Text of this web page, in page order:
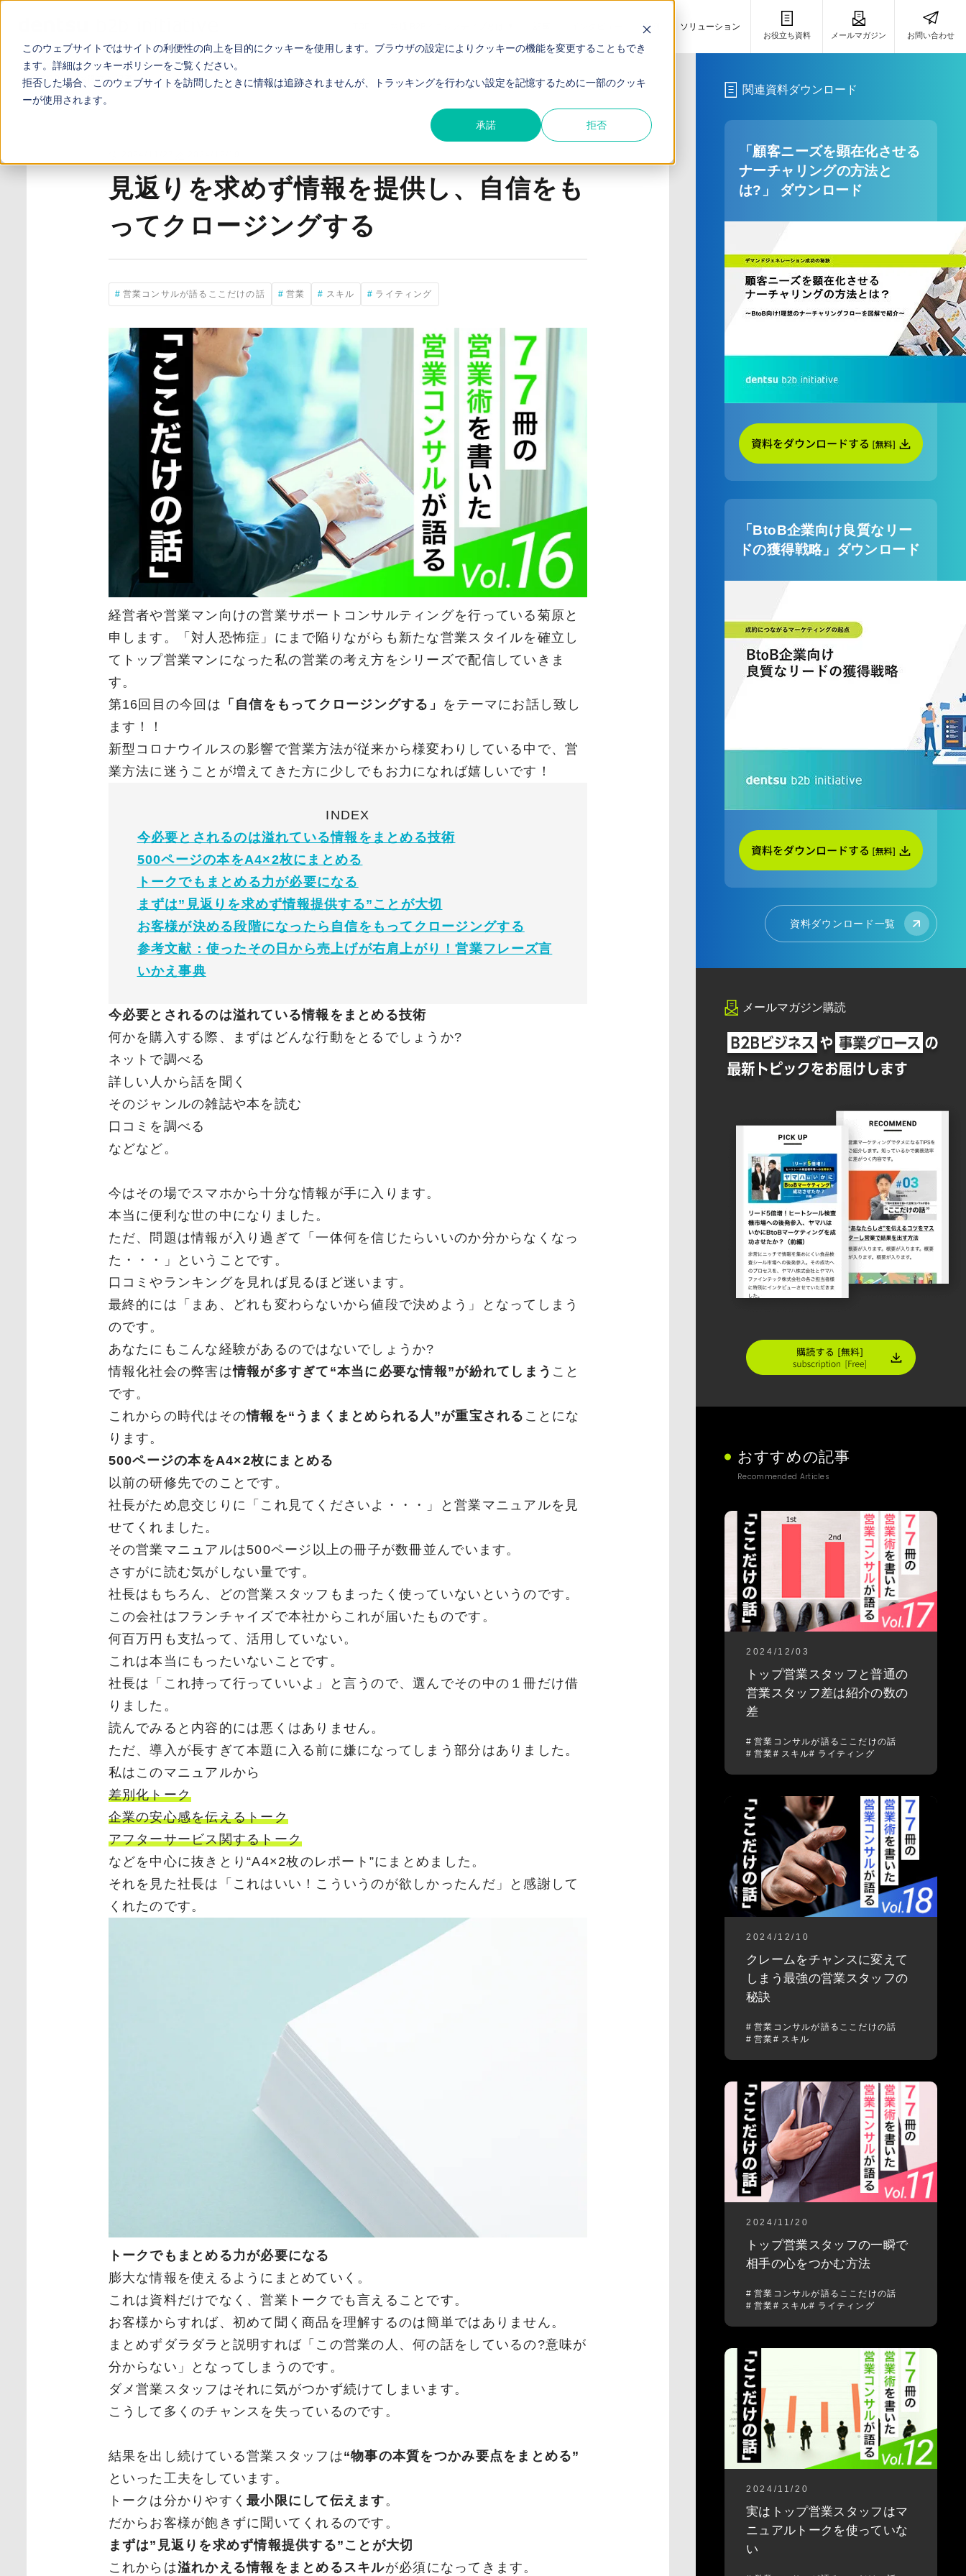
このウェブサイトではサイトの利便性の向上を目的にクッキーを使用します。ブラウザの設定によりクッキーの機能を変更することもでき
ます。詳細はクッキーポリシーをご覧ください。
拒否した場合、このウェブサイトを訪問したときに情報は追跡されませんが、トラッキングを行わない設定を記憶するために一部のクッキ
ーが使用されます。
承諾 拒否
事例 ソリューション
お役立ち資料 メールマガジン お問い合わせ
TOP お役立ち記事 見返りを求めず情報を提供し、自信をもってクロージングする
見返りを求めず情報を提供し、自信をも
ってクロージングする
営業コンサルが語るここだけの話 営業 スキル ライティング
経営者や営業マン向けの営業サポートコンサルティングを行っている菊原と
申します。「対人恐怖症」にまで陥りながらも新たな営業スタイルを確立し
てトップ営業マンになった私の営業の考え方をシリーズで配信していきま
す。
第16回目の今回は 「自信をもってクロージングする」 をテーマにお話し致し
ます！！
新型コロナウイルスの影響で営業方法が従来から様変わりしている中で、営
業方法に迷うことが増えてきた方に少しでもお力になれば嬉しいです！
INDEX
今必要とされるのは溢れている情報をまとめる技術
500ページの本をA4×2枚にまとめる
トークでもまとめる力が必要になる
まずは”見返りを求めず情報提供する”ことが大切
お客様が決める段階になったら自信をもってクロージングする
参考文献：使ったその日から売上げが右肩上がり！営業フレーズ言
いかえ事典
今必要とされるのは溢れている情報をまとめる技術
何かを購入する際、まずはどんな行動をとるでしょうか?
ネットで調べる
詳しい人から話を聞く
そのジャンルの雑誌や本を読む
口コミを調べる
などなど。
今はその場でスマホから十分な情報が手に入ります。
本当に便利な世の中になりました。
ただ、問題は情報が入り過ぎて「一体何を信じたらいいのか分からなくなっ
た・・・」ということです。
口コミやランキングを見れば見るほど迷います。
最終的には「まあ、どれも変わらないから値段で決めよう」となってしまう
のです。
あなたにもこんな経験があるのではないでしょうか?
情報化社会の弊害は情報が多すぎて“本当に必要な情報”が紛れてしまう こと
です。
これからの時代はその情報を“うまくまとめられる人”が重宝される ことにな
ります。
500ページの本をA4×2枚にまとめる
以前の研修先でのことです。
社長がため息交じりに「これ見てくださいよ・・・」と営業マニュアルを見
せてくれました。
その営業マニュアルは500ページ以上の冊子が数冊並んでいます。
さすがに読む気がしない量です。
社長はもちろん、どの営業スタッフもまったく使っていないというのです。
この会社はフランチャイズで本社からこれが届いたものです。
何百万円も支払って、活用していない。
これは本当にもったいないことです。
社長は「これ持って行っていいよ」と言うので、選んでその中の１冊だけ借
りました。
読んでみると内容的には悪くはありません。
ただ、導入が長すぎて本題に入る前に嫌になってしまう部分はありました。
私はこのマニュアルから
差別化トーク
企業の安心感を伝えるトーク
アフターサービス関するトーク
などを中心に抜きとり“A4×2枚のレポート”にまとめました。
それを見た社長は「これはいい！こういうのが欲しかったんだ」と感謝して
くれたのです。
トークでもまとめる力が必要になる
膨大な情報を使えるようにまとめていく。
これは資料だけでなく、営業トークでも言えることです。
お客様からすれば、初めて聞く商品を理解するのは簡単ではありません。
まとめずダラダラと説明すれば「この営業の人、何の話をしているの?意味が
分からない」となってしまうのです。
ダメ営業スタッフはそれに気がつかず続けてしまいます。
こうして多くのチャンスを失っているのです。
結果を出し続けている営業スタッフは“物事の本質をつかみ要点をまとめる”
といった工夫をしています。
トークは分かりやすく最小限にして伝えます 。
だからお客様が飽きずに聞いてくれるのです。
まずは”見返りを求めず情報提供する”ことが大切
これからは溢れかえる情報をまとめるスキルが必須になってきます。
関連資料ダウンロード
「顧客ニーズを顕在化させる
ナーチャリングの方法と
は?」 ダウンロード
「BtoB企業向け良質なリー
ドの獲得戦略」ダウンロード
資料ダウンロード一覧
メールマガジン購読
おすすめの記事
Recommended Articles
2024/12/03
トップ営業スタッフと普通の
営業スタッフ差は紹介の数の
差
営業コンサルが語るここだけの話
営業
スキル ライティング
2024/12/10
クレームをチャンスに変えて
しまう最強の営業スタッフの
秘訣
営業コンサルが語るここだけの話
営業
スキル
2024/11/20
トップ営業スタッフの一瞬で
相手の心をつかむ方法
営業コンサルが語るここだけの話
営業
スキル ライティング
2024/11/20
実はトップ営業スタッフはマ
ニュアルトークを使っていな
い